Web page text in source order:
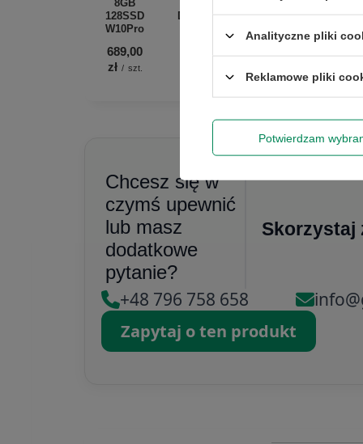
8GB
128SSD
W10Pro
689,00
zł / szt.
DVD-RW
256GB
W10H
W10P
Chcesz się w
czymś upewnić
lub masz
dodatkowe
pytanie?
Skorzystaj
+48 796 758 658
Zapytaj o ten produkt
Analityczne pliki
Reklamowe pliki
Potwierdzam